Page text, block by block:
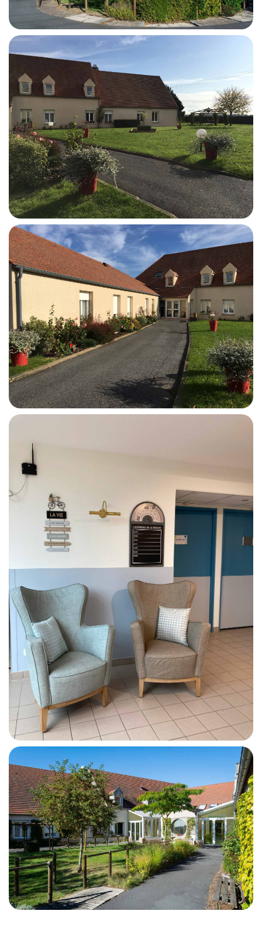
Votre email Votre numéro de
téléphone
Prénom du proche
concerné
Nom du proche concerné
Age du proche concerné Code postal du proche
concerné
Calculer quatre moins zéro
? (en chiffres)
J’autorise l’utilisation des données
personnelles, conformément à notre
politique de confidentialité
Conformément aux dispositions de l’article L.
223-2 du Code de la Consommation, vous
pouvez vous inscrire sur la liste d’opposition
au démarchage téléphonique « Bloctel »
https://www.bloctel.gouv.fr/